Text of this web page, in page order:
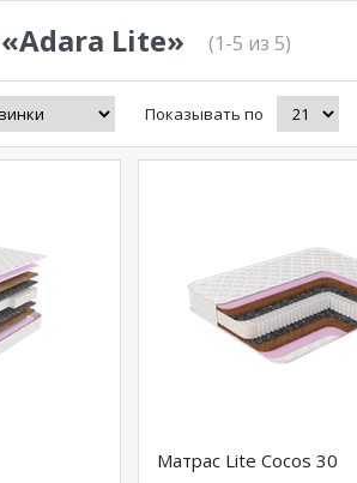
Lite» (1-5 из 5)
Показывать по
Матрас Lite Cocos 30